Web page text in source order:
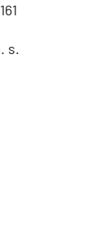
s.